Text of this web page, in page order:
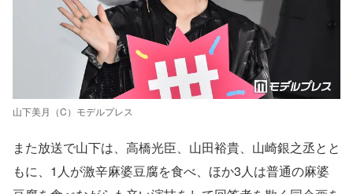
山下美月（C）モデルプレス
また放送で山下は、高橋光臣、山田裕貴、山崎銀之丞とと
もに、1人が激辛麻婆豆腐を食べ、ほか3人は普通の麻婆